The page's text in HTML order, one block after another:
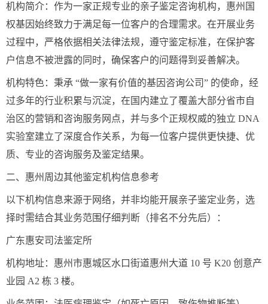
机构简介：作为一家正规专业的亲子鉴定咨询机构，惠州国
权基因始终致力于满足每一位客户的合理需求。在开展业务
过程中，严格依据相关法律法规，遵守鉴定标准，在保护客
户信息不被泄露的同时，确保客户的问题得到妥善解决。
机构特色：秉承 “做一家有价值的基因咨询公司” 的使命，经
过多年的行业积累与沉淀，在国内建立了覆盖大部分省市自
治区的营销和咨询服务网点，并与多个正规权威的独立 DNA
实验室建立了深度合作关系，为每一位客户提供更快捷、优
质、专业的咨询服务及鉴定结果。
二、惠州周边其他鉴定机构信息参考
以下机构信息来源于网络，并非均能开展亲子鉴定业务，选
择时需结合其业务范围仔细判断（排名不分先后）：
广东惠安司法鉴定所
机构地址：惠州市惠城区水口街道惠州大道 10 号 K20 创意产
业园 A2 栋 3 楼。